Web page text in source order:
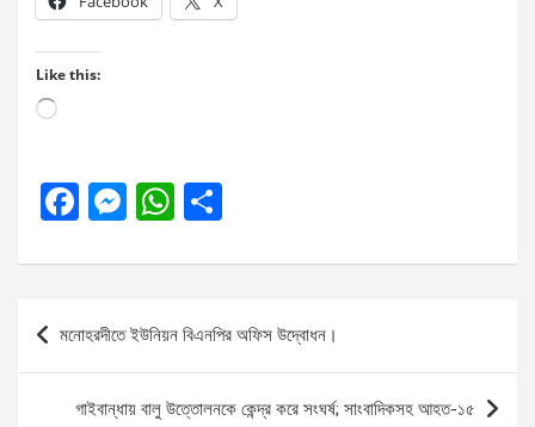
Like this:
Loading…
F
ce
o
o
M
se
n
g
er
W
at
s
A
p
ar
Post
navigation
মনোহরদীতে ইউনিয়ন বিএনপির অফিস উদ্বোধন।
গাইবান্ধায় বালু উত্তোলনকে কেন্দ্র করে সংঘর্ষ; সাংবাদিকসহ আহত-১৫